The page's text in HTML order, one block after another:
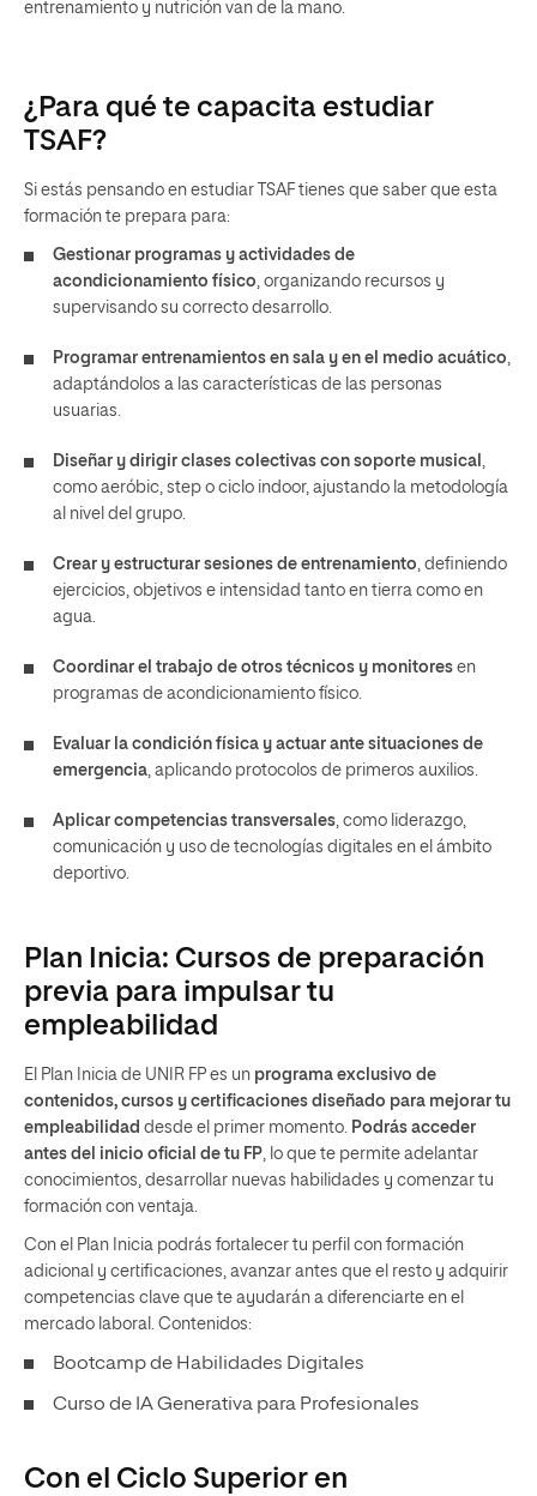
entrenamiento y nutrición van de la mano.
¿Para qué te capacita estudiar
TSAF?
Si estás pensando en estudiar TSAF tienes que saber que esta
formación te prepara para:
Gestionar programas y actividades de
acondicionamiento físico, organizando recursos y
supervisando su correcto desarrollo.
Programar entrenamientos en sala y en el medio acuático,
adaptándolos a las características de las personas
usuarias.
Diseñar y dirigir clases colectivas con soporte musical ,
como aeróbic, step o ciclo indoor, ajustando la metodología
al nivel del grupo.
Crear y estructurar sesiones de entrenamiento, definiendo
ejercicios, objetivos e intensidad tanto en tierra como en
agua.
Coordinar el trabajo de otros técnicos y monitores en
programas de acondicionamiento físico.
Evaluar la condición física y actuar ante situaciones de
emergencia, aplicando protocolos de primeros auxilios.
Aplicar competencias transversales, como liderazgo,
comunicación y uso de tecnologías digitales en el ámbito
deportivo.
Plan Inicia: Cursos de preparación
previa para impulsar tu
empleabilidad
El Plan Inicia de UNIR FP es un programa exclusivo de
contenidos, cursos y certificaciones diseñado para mejorar tu
empleabilidad desde el primer momento. Podrás acceder
antes del inicio oficial de tu FP, lo que te permite adelantar
conocimientos, desarrollar nuevas habilidades y comenzar tu
formación con ventaja.
Con el Plan Inicia podrás fortalecer tu perfil con formación
adicional y certificaciones, avanzar antes que el resto y adquirir
competencias clave que te ayudarán a diferenciarte en el
mercado laboral. Contenidos:
Bootcamp de Habilidades Digitales
Curso de IA Generativa para Profesionales
Con el Ciclo Superior en